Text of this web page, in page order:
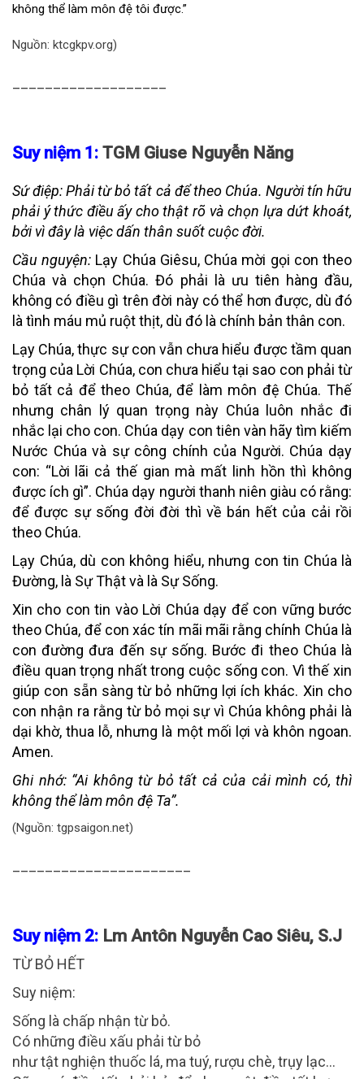
không thể làm môn đệ tôi được.”
Nguồn: ktcgkpv.org)
Suy niệm 1: TGM Giuse Nguyễn Năng
Sứ điệp:Phải từ bỏ tất cả để theo Chúa. Người tín hữu
phải ý thức điều ấy cho thật rõ và chọn lựa dứt khoát,
bởi vì đây là việc dấn thân suốt cuộc đời.
Cầu nguyện: Lạy Chúa Giêsu, Chúa mời gọi con theo
Chúa và chọn Chúa. Đó phải là ưu tiên hàng đầu,
không có điều gì trên đời này có thể hơn được, dù đó
là tình máu mủ ruột thịt, dù đó là chính bản thân con.
Lạy Chúa, thực sự con vẫn chưa hiểu được tầm quan
trọng của Lời Chúa, con chưa hiểu tại sao con phải từ
bỏ tất cả để theo Chúa, để làm môn đệ Chúa. Thế
nhưng chân lý quan trọng này Chúa luôn nhắc đi
nhắc lại cho con. Chúa dạy con tiên vàn hãy tìm kiếm
Nước Chúa và sự công chính của Người. Chúa dạy
con: “Lời lãi cả thế gian mà mất linh hồn thì không
được ích gì”. Chúa dạy người thanh niên giàu có rằng:
để được sự sống đời đời thì về bán hết của cải rồi
theo Chúa.
Lạy Chúa, dù con không hiểu, nhưng con tin Chúa là
Đường, là Sự Thật và là Sự Sống.
Xin cho con tin vào Lời Chúa dạy để con vững bước
theo Chúa, để con xác tín mãi mãi rằng chính Chúa là
con đường đưa đến sự sống. Bước đi theo Chúa là
điều quan trọng nhất trong cuộc sống con. Vì thế xin
giúp con sẵn sàng từ bỏ những lợi ích khác. Xin cho
con nhận ra rằng từ bỏ mọi sự vì Chúa không phải là
dại khờ, thua lỗ, nhưng là một mối lợi và khôn ngoan.
Amen.
Ghi nhớ: “Ai không từ bỏ tất cả của cải mình có, thì
không thể làm môn đệ Ta”.
(Nguồn: tgpsaigon.net)
Suy niệm 2: Lm Antôn Nguyễn Cao Siêu, S.J
TỪ BỎ HẾT
Suy niệm:
Sống là chấp nhận từ bỏ.
Có những điều xấu phải từ bỏ
như tật nghiện thuốc lá, ma tuý, rượu chè, trụy lạc…